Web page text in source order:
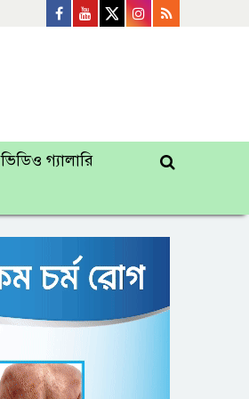
ভিডিও গ্যালারি